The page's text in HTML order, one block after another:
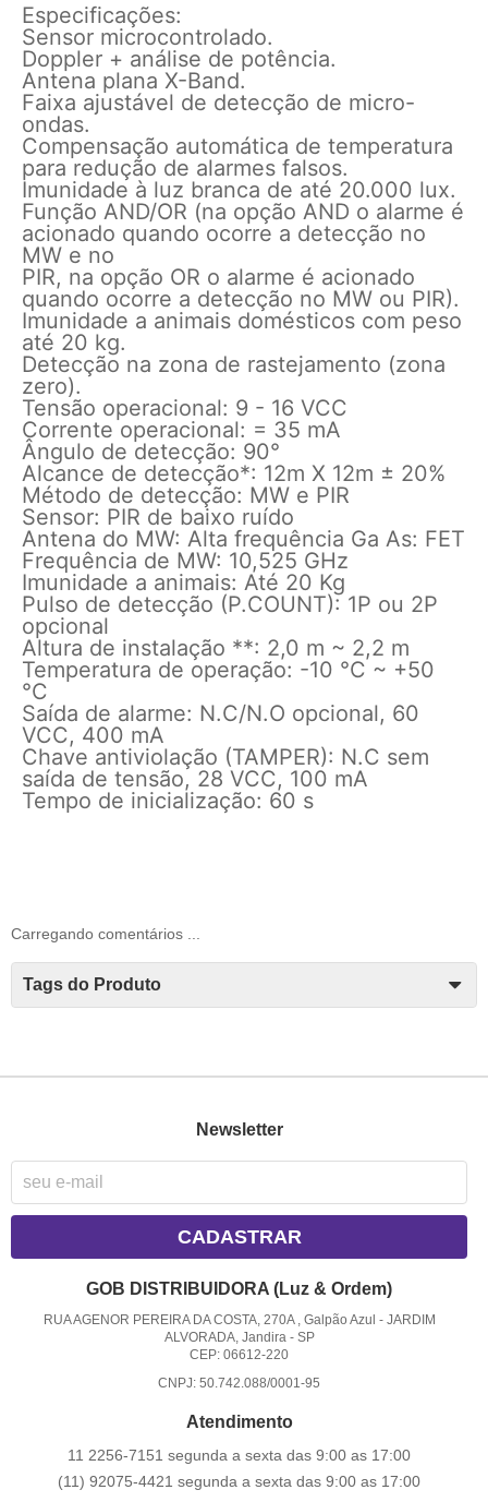
Especificações:
Sensor microcontrolado.
Doppler + análise de potência.
Antena plana X-Band.
Faixa ajustável de detecção de micro-
ondas.
Compensação automática de temperatura
para redução de alarmes falsos.
Imunidade à luz branca de até 20.000 lux.
Função AND/OR (na opção AND o alarme é
acionado quando ocorre a detecção no
MW e no
PIR, na opção OR o alarme é acionado
quando ocorre a detecção no MW ou PIR).
Imunidade a animais domésticos com peso
até 20 kg.
Detecção na zona de rastejamento (zona
zero).
Tensão operacional: 9 - 16 VCC
Corrente operacional: = 35 mA
Ângulo de detecção: 90°
Alcance de detecção*: 12m X 12m ± 20%
Método de detecção: MW e PIR
Sensor: PIR de baixo ruído
Antena do MW: Alta frequência Ga As: FET
Frequência de MW: 10,525 GHz
Imunidade a animais: Até 20 Kg
Pulso de detecção (P.COUNT): 1P ou 2P
opcional
Altura de instalação **: 2,0 m ~ 2,2 m
Temperatura de operação: -10 °C ~ +50
°C
Saída de alarme: N.C/N.O opcional, 60
VCC, 400 mA
Chave antiviolação (TAMPER): N.C sem
saída de tensão, 28 VCC, 100 mA
Tempo de inicialização: 60 s
Carregando comentários ...
Tags do Produto
Newsletter
CADASTRAR
GOB DISTRIBUIDORA (Luz & Ordem)
RUA AGENOR PEREIRA DA COSTA, 270A , Galpão Azul - JARDIM
ALVORADA, Jandira- SP
CEP: 06612-220
CNPJ: 50.742.088/0001-95
Atendimento
11 2256-7151 segunda a sexta das 9:00 as 17:00
(11) 92075-4421 segunda a sexta das 9:00 as 17:00